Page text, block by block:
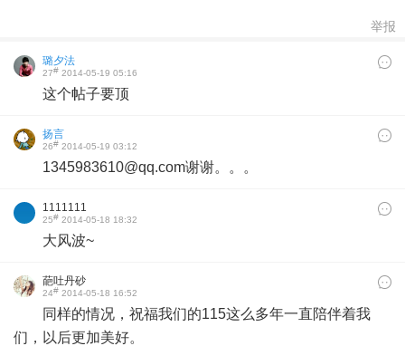
举报
璐夕法
27# 2014-05-19 05:16
这个帖子要顶
扬言
26# 2014-05-19 03:12
1345983610@qq.com谢谢。。。
1111111
25# 2014-05-18 18:32
大风波~
葩吐丹砂
24# 2014-05-18 16:52
同样的情况，祝福我们的115这么多年一直陪伴着我
们，以后更加美好。